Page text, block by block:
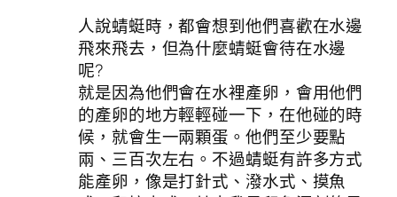
人說蜻蜓時，都會想到他們喜歡在水邊
飛來飛去，但為什麼蜻蜓會待在水邊
呢?
就是因為他們會在水裡產卵，會用他們
的產卵的地方輕輕碰一下，在他碰的時
候，就會生一兩顆蛋。他們至少要點
兩、三百次左右。不過蜻蜓有許多方式
能產卵，像是打針式、潑水式、摸魚